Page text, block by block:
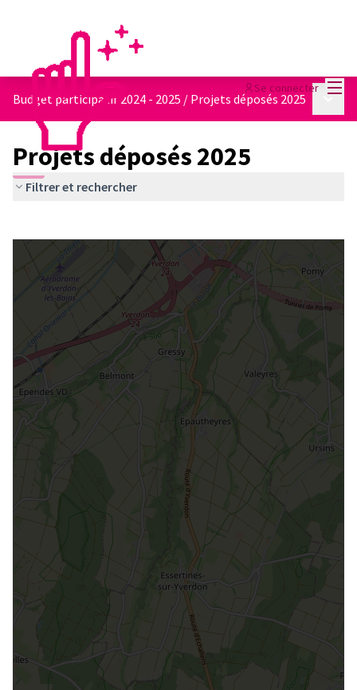
Se connecter
Budget participatif 2024 - 2025 / Projets déposés 2025
Projets déposés 2025
Filtrer et rechercher